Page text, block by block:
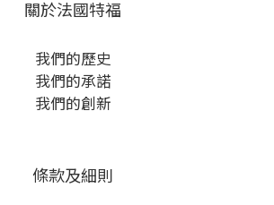
關於法國特福
我們的歷史
我們的承諾
我們的創新
條款及細則